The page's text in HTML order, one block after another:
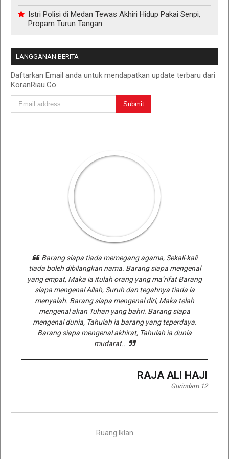
Istri Polisi di Medan Tewas Akhiri Hidup Pakai Senpi,
Propam Turun Tangan
LANGGANAN BERITA
Daftarkan Email anda untuk mendapatkan update terbaru dari
KoranRiau.Co
Barang siapa tiada memegang agama, Sekali-kali
tiada boleh dibilangkan nama. Barang siapa mengenal
yang empat, Maka ia itulah orang yang ma’rifat Barang
siapa mengenal Allah, Suruh dan tegahnya tiada ia
menyalah. Barang siapa mengenal diri, Maka telah
mengenal akan Tuhan yang bahri. Barang siapa
mengenal dunia, Tahulah ia barang yang teperdaya.
Barang siapa mengenal akhirat, Tahulah ia dunia
mudarat..
RAJA ALI HAJI
Gurindam 12
Ruang Iklan